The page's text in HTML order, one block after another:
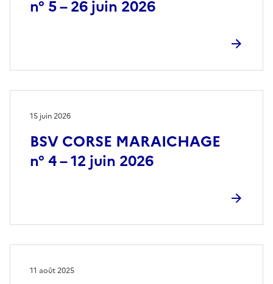
n° 5 – 26 juin 2026
BSV CORSE MARAICHAGE
n° 4 – 12 juin 2026
15 juin 2026
11 août 2025